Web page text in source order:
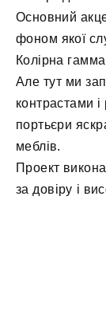
Основний
фоном якої
Колірна
Але тут ми
контрастами і
портьєри
меблів.
Проект
за довіру і